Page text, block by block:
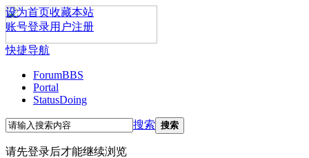
设为首页收藏本站
账号登录用户注册
快捷导航
ForumBBS
Portal
StatusDoing
搜索 搜索
请先登录后才能继续浏览